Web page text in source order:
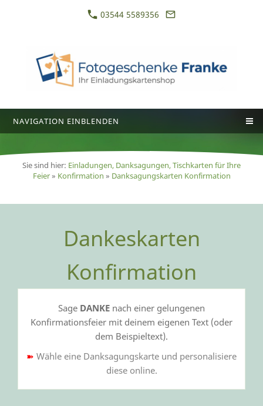
03544 5589356
NAVIGATION EINBLENDEN
Sie sind hier: Einladungen, Danksagungen, Tischkarten für Ihre
Feier» Konfirmation » Danksagungskarten Konfirmation
Dankeskarten
Konfirmation
Sage DANKE nach einer gelungenen
Konfirmationsfeier mit deinem eigenen Text (oder
dem Beispieltext).
➽ Wähle eine Danksagungskarte und personalisiere
diese online.